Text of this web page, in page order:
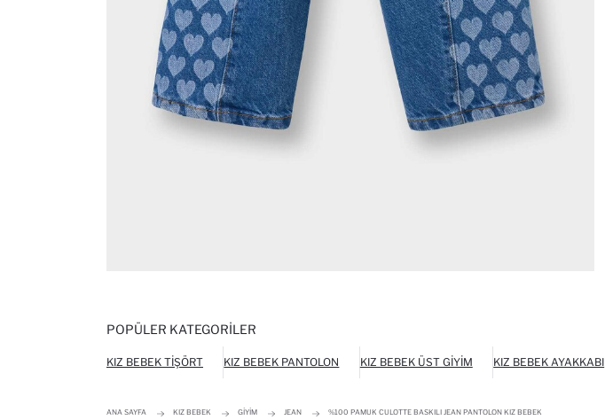
POPÜLER KATEGORILER
KIZ BEBEK TIŞÖRT KIZ BEBEK PANTOLON KIZ BEBEK ÜST GIYIM KIZ BEBEK AYAKKABI
ANA SAYFA KIZ BEBEK GIYIM JEAN %100 PAMUK CULOTTE BASKILI JEAN PANTOLON KIZ BEBEK